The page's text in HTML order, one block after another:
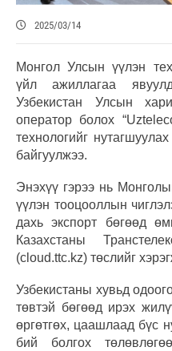
2025/03/14
Монгол Улсын үүлэн
үйл ажиллагаа
Узбекистан Улсын
оператор болох
технологийг
байгуулжээ.
Энэхүү гэрээ нь
үүлэн тооцооллын
дахь экспорт бөгөөд
Казахстаны
(cloud.ttc.kz) төслийг
Узбекистаны хувьд
төвтэй бөгөөд ирэх
өргөтгөх, цаашлаад бүс
бий болгох